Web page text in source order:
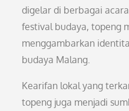
digelar di berbagai
festival budaya, topeng
menggambarkan
budaya Malang.
Kearifan lokal yang
topeng juga menjadi